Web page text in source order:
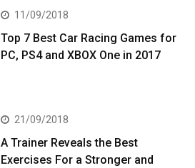
11/09/2018
Top 7 Best Car Racing Games for
PC, PS4 and XBOX One in 2017
21/09/2018
A Trainer Reveals the Best
Exercises For a Stronger and